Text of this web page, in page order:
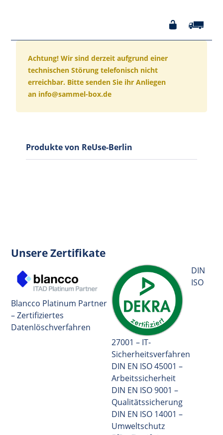
Achtung! Wir sind derzeit aufgrund einer
technischen Störung telefonisch nicht
erreichbar. Bitte senden Sie ihr Anliegen
an info@sammel-box.de
Produkte von ReUse-Berlin
Unsere Zertifikate
Blancco Platinum Partner
– Zertifiziertes
Datenlöschverfahren
DIN
ISO
27001 – IT-
Sicherheitsverfahren
DIN EN ISO 45001 –
Arbeitssicherheit
DIN EN ISO 9001 –
Qualitätssicherung
DIN EN ISO 14001 –
Umweltschutz